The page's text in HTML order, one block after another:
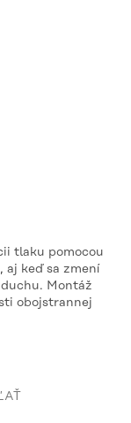
tlaku pomocou
aj keď sa zmení
Montáž
obojstrannej